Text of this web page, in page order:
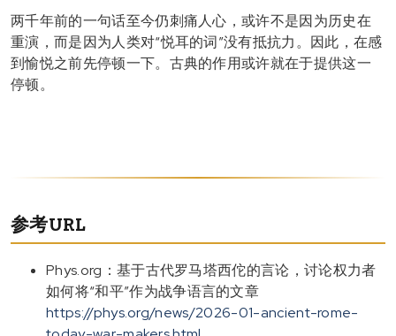
两千年前的一句话至今仍刺痛人心，或许不是因为历史在
重演，而是因为人类对“悦耳的词”没有抵抗力。因此，在感
到愉悦之前先停顿一下。古典的作用或许就在于提供这一
停顿。
参考URL
Phys.org：基于古代罗马塔西佗的言论，讨论权力者
如何将“和平”作为战争语言的文章
https://phys.org/news/2026-01-ancient-rome-